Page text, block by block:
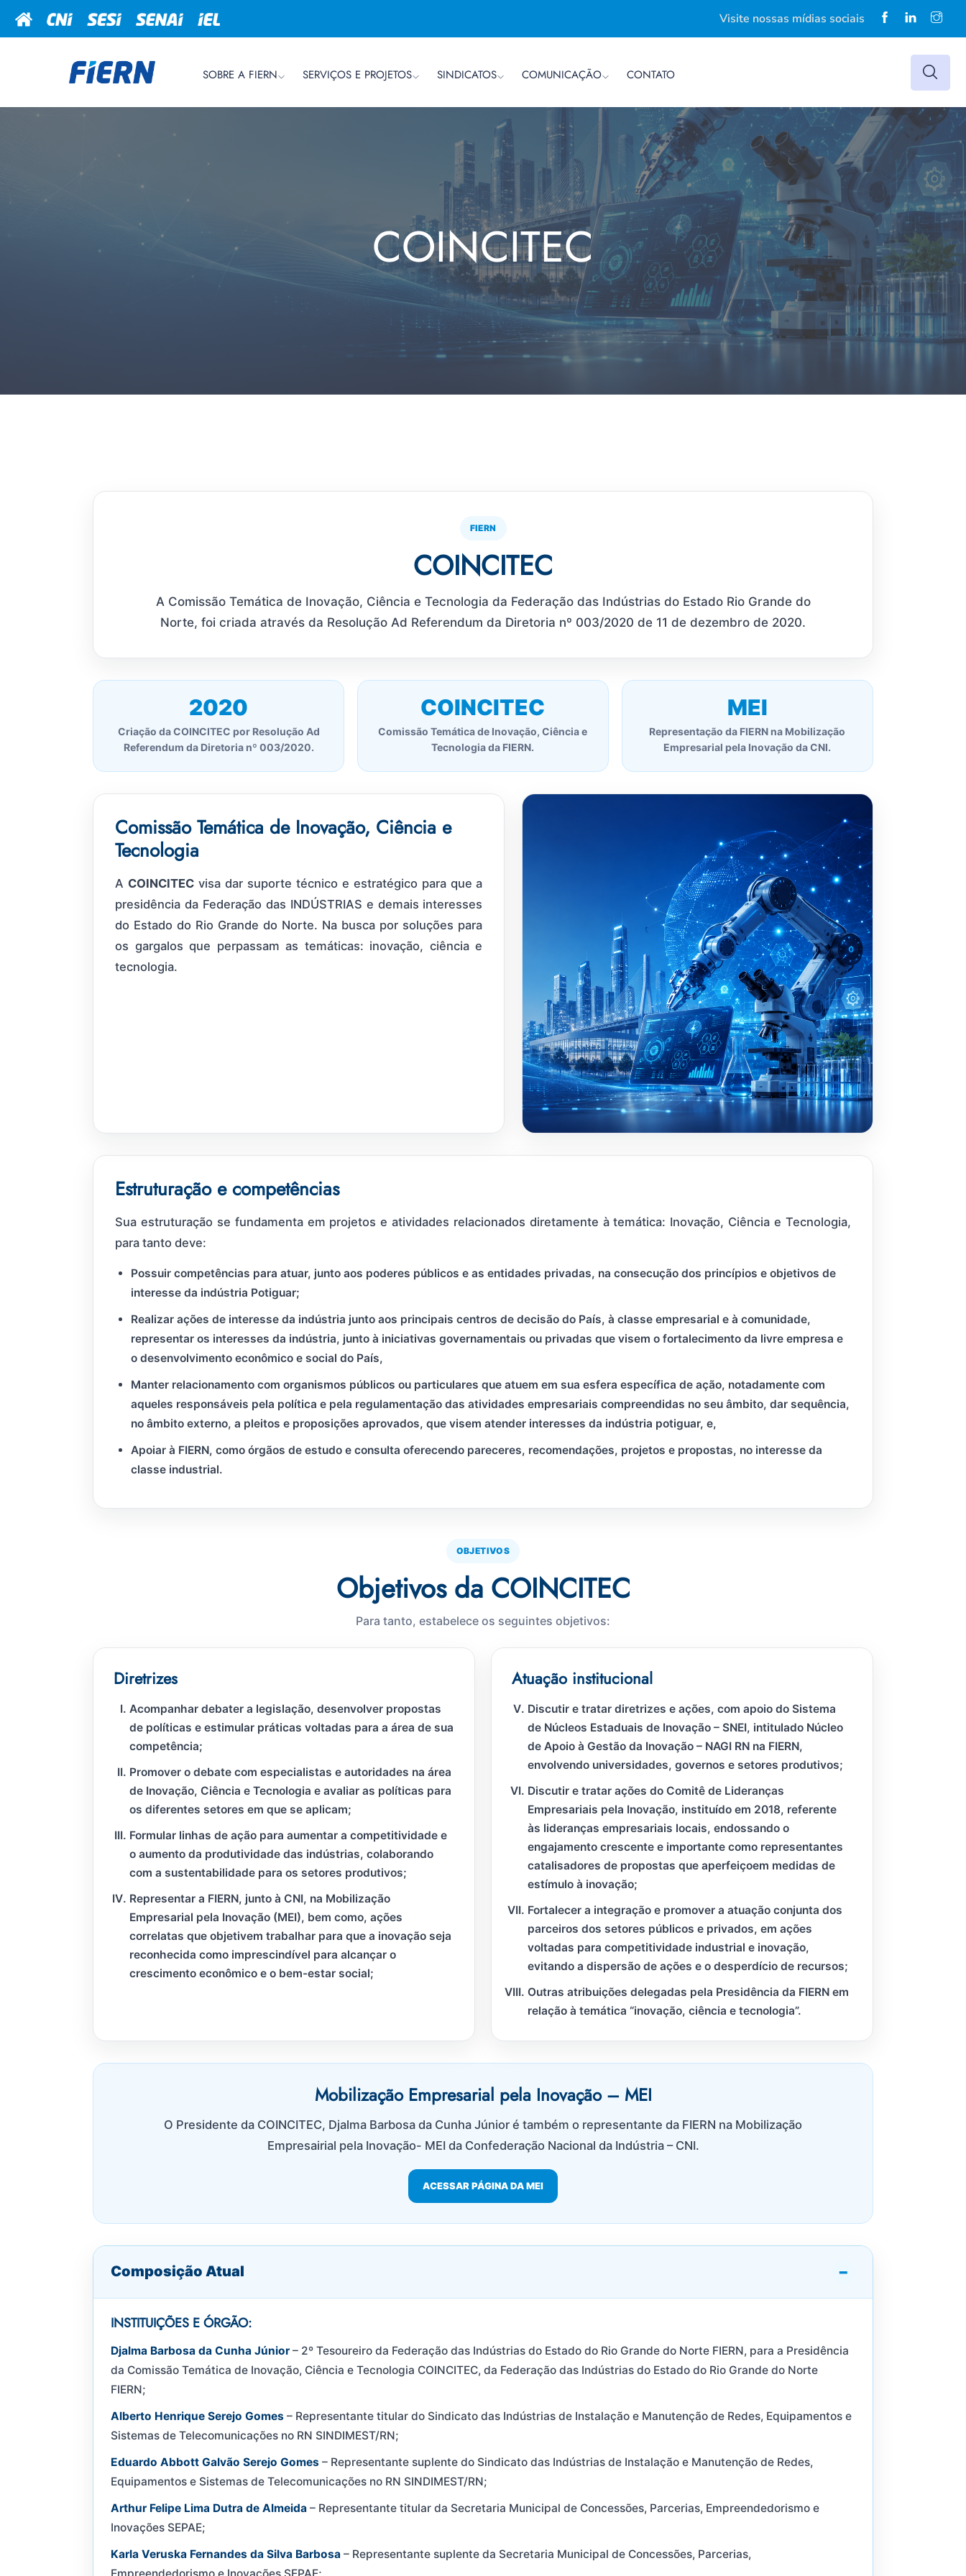
Visite nossas mídias sociais
SOBRE A FIERN SERVIÇOS E PROJETOS SINDICATOS COMUNICAÇÃO CONTATO
COINCITEC
FIERN
COINCITEC
A Comissão Temática de Inovação, Ciência e Tecnologia da Federação das Indústrias do Estado Rio Grande do
Norte, foi criada através da Resolução Ad Referendum da Diretoria nº 003/2020 de 11 de dezembro de 2020.
2020
Criação da COINCITEC por Resolução Ad
Referendum da Diretoria nº 003/2020.
COINCITEC
Comissão Temática de Inovação, Ciência e
Tecnologia da FIERN.
MEI
Representação da FIERN na Mobilização
Empresarial pela Inovação da CNI.
Comissão Temática de Inovação, Ciência e
Tecnologia
A COINCITEC visa dar suporte técnico e estratégico para que a
presidência da Federação das INDÚSTRIAS e demais interesses
do Estado do Rio Grande do Norte. Na busca por soluções para
os gargalos que perpassam as temáticas: inovação, ciência e
tecnologia.
Estruturação e competências
Sua estruturação se fundamenta em projetos e atividades relacionados diretamente à temática: Inovação, Ciência e Tecnologia,
para tanto deve:
Possuir competências para atuar, junto aos poderes públicos e as entidades privadas, na consecução dos princípios e objetivos de
interesse da indústria Potiguar;
Realizar ações de interesse da indústria junto aos principais centros de decisão do País, à classe empresarial e à comunidade,
representar os interesses da indústria, junto à iniciativas governamentais ou privadas que visem o fortalecimento da livre empresa e
o desenvolvimento econômico e social do País,
Manter relacionamento com organismos públicos ou particulares que atuem em sua esfera específica de ação, notadamente com
aqueles responsáveis pela política e pela regulamentação das atividades empresariais compreendidas no seu âmbito, dar sequência,
no âmbito externo, a pleitos e proposições aprovados, que visem atender interesses da indústria potiguar, e,
Apoiar à FIERN, como órgãos de estudo e consulta oferecendo pareceres, recomendações, projetos e propostas, no interesse da
classe industrial.
OBJETIVOS
Objetivos da COINCITEC
Para tanto, estabelece os seguintes objetivos:
Diretrizes
Acompanhar debater a legislação, desenvolver propostas
de políticas e estimular práticas voltadas para a área de sua
competência;
Promover o debate com especialistas e autoridades na área
de Inovação, Ciência e Tecnologia e avaliar as políticas para
os diferentes setores em que se aplicam;
Formular linhas de ação para aumentar a competitividade e
o aumento da produtividade das indústrias, colaborando
com a sustentabilidade para os setores produtivos;
Representar a FIERN, junto à CNI, na Mobilização
Empresarial pela Inovação (MEI), bem como, ações
correlatas que objetivem trabalhar para que a inovação seja
reconhecida como imprescindível para alcançar o
crescimento econômico e o bem-estar social;
Atuação institucional
Discutir e tratar diretrizes e ações, com apoio do Sistema
de Núcleos Estaduais de Inovação – SNEI, intitulado Núcleo
de Apoio à Gestão da Inovação – NAGI RN na FIERN,
envolvendo universidades, governos e setores produtivos;
Discutir e tratar ações do Comitê de Lideranças
Empresariais pela Inovação, instituído em 2018, referente
às lideranças empresariais locais, endossando o
engajamento crescente e importante como representantes
catalisadores de propostas que aperfeiçoem medidas de
estímulo à inovação;
Fortalecer a integração e promover a atuação conjunta dos
parceiros dos setores públicos e privados, em ações
voltadas para competitividade industrial e inovação,
evitando a dispersão de ações e o desperdício de recursos;
Outras atribuições delegadas pela Presidência da FIERN em
relação à temática “inovação, ciência e tecnologia”.
Mobilização Empresarial pela Inovação – MEI
O Presidente da COINCITEC, Djalma Barbosa da Cunha Júnior é também o representante da FIERN na Mobilização
Empresairial pela Inovação- MEI da Confederação Nacional da Indústria – CNI.
ACESSAR PÁGINA DA MEI
Composição Atual
INSTITUIÇÕES E ÓRGÃO:
Djalma Barbosa da Cunha Júnior – 2º Tesoureiro da Federação das Indústrias do Estado do Rio Grande do Norte FIERN, para a Presidência
da Comissão Temática de Inovação, Ciência e Tecnologia COINCITEC, da Federação das Indústrias do Estado do Rio Grande do Norte
FIERN;
Alberto Henrique Serejo Gomes – Representante titular do Sindicato das Indústrias de Instalação e Manutenção de Redes, Equipamentos e
Sistemas de Telecomunicações no RN SINDIMEST/RN;
Eduardo Abbott Galvão Serejo Gomes – Representante suplente do Sindicato das Indústrias de Instalação e Manutenção de Redes,
Equipamentos e Sistemas de Telecomunicações no RN SINDIMEST/RN;
Arthur Felipe Lima Dutra de Almeida – Representante titular da Secretaria Municipal de Concessões, Parcerias, Empreendedorismo e
Inovações SEPAE;
Karla Veruska Fernandes da Silva Barbosa – Representante suplente da Secretaria Municipal de Concessões, Parcerias,